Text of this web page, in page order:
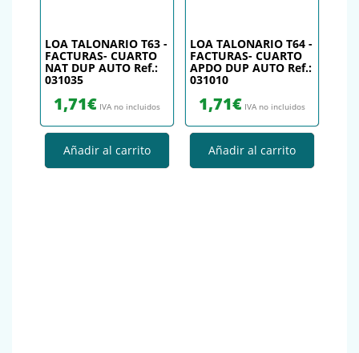
LOA TALONARIO T63 -
FACTURAS- CUARTO
NAT DUP AUTO Ref.:
031035
1,71€ IVA no incluidos
Añadir al carrito
LOA TALONARIO T64 -
FACTURAS- CUARTO
APDO DUP AUTO Ref.:
031010
1,71€ IVA no incluidos
Añadir al carrito